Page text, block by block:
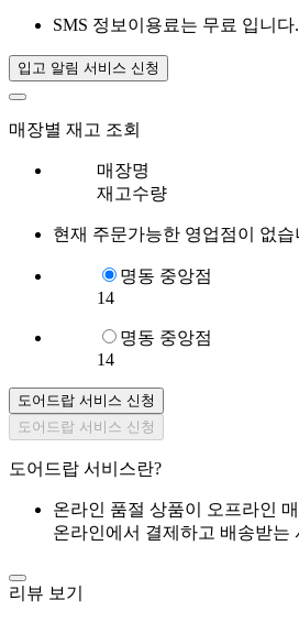
SMS 정보이용료는 무료 입니다.
입고 알림 서비스 신청
매장별 재고 조회
매장명
재고수량
현재 주문가능한 영업점이 없습
명동 중앙점
14
명동 중앙점
14
도어드랍 서비스 신청
도어드랍 서비스 신청
도어드랍 서비스란?
온라인 품절 상품이 오프라인
온라인에서 결제하고 배송받는
리뷰 보기